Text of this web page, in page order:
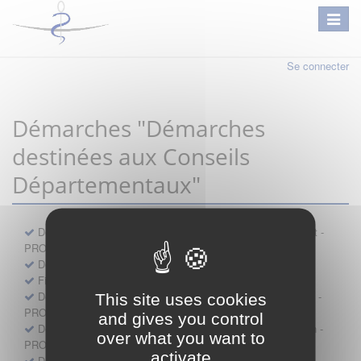
This site uses cookies
and gives you control
over what you want to
activate
Se connecter
Démarches "Démarches
destinées aux Conseils
Départementaux"
Déclaration préalable d'ouverture d'un lieu d'exercice distinct -
PROFESSIONNEL
Demande d'exemption de garde - PROFESSIONNEL
Fiche de signalement d'agression
Demande d’autorisation de se faire assister par un médecin -
PROFESSIONNEL
Demande d'autorisation de tenue de cabinet par un médecin -
PROFESSIONNEL